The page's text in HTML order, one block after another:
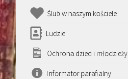
Ślub w naszym kościele
Ludzie
Ochrona dzieci i młodzieży
Informator parafialny